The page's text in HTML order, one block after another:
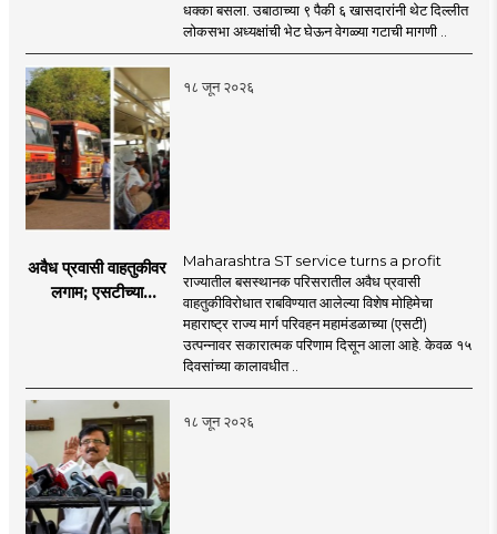
नेमका कुठे चुकला?
धक्का बसला. उबाठाच्या ९ पैकी ६ खासदारांनी थेट दिल्लीत
लोकसभा अध्यक्षांची भेट घेऊन वेगळ्या गटाची मागणी ..
१८ जून २०२६
अवैध प्रवासी वाहतुकीवर
लगाम; एसटीच्या
Maharashtra ST service turns a profit
राज्यातील बसस्थानक परिसरातील अवैध प्रवासी
वाहतुकीविरोधात राबविण्यात आलेल्या विशेष मोहिमेचा
महाराष्ट्र राज्य मार्ग परिवहन महामंडळाच्या (एसटी)
उत्पन्नावर सकारात्मक परिणाम दिसून आला आहे. केवळ १५
दिवसांच्या कालावधीत ..
१८ जून २०२६